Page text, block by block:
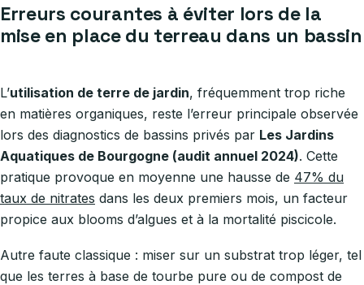
Erreurs courantes à éviter lors de la
mise en place du terreau dans un bassin
L’utilisation de terre de jardin, fréquemment trop riche
en matières organiques, reste l’erreur principale observée
lors des diagnostics de bassins privés par Les Jardins
Aquatiques de Bourgogne (audit annuel 2024). Cette
pratique provoque en moyenne une hausse de 47% du
taux de nitrates dans les deux premiers mois, un facteur
propice aux blooms d’algues et à la mortalité piscicole.
Autre faute classique : miser sur un substrat trop léger, tel
que les terres à base de tourbe pure ou de compost de